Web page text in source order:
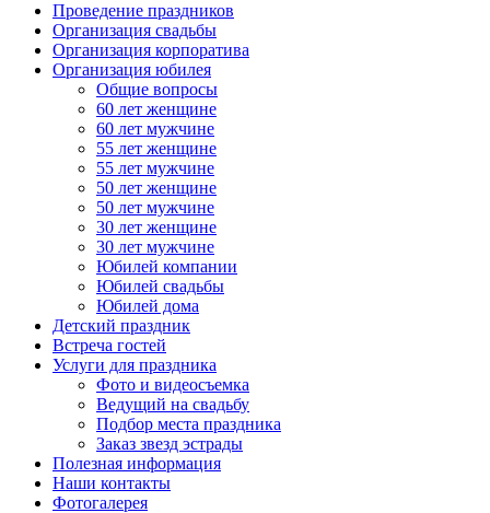
Проведение праздников
Организация свадьбы
Организация корпоратива
Организация юбилея
Общие вопросы
60 лет женщине
60 лет мужчине
55 лет женщине
55 лет мужчине
50 лет женщине
50 лет мужчине
30 лет женщине
30 лет мужчине
Юбилей компании
Юбилей свадьбы
Юбилей дома
Детский праздник
Встреча гостей
Услуги для праздника
Фото и видеосъемка
Ведущий на свадьбу
Подбор места праздника
Заказ звезд эстрады
Полезная информация
Наши контакты
Фотогалерея